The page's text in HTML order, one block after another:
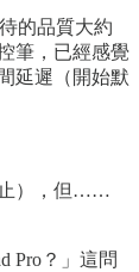
的品質大約
筆，已經感覺
延遲（開始默
止），但……
Pro？」這問